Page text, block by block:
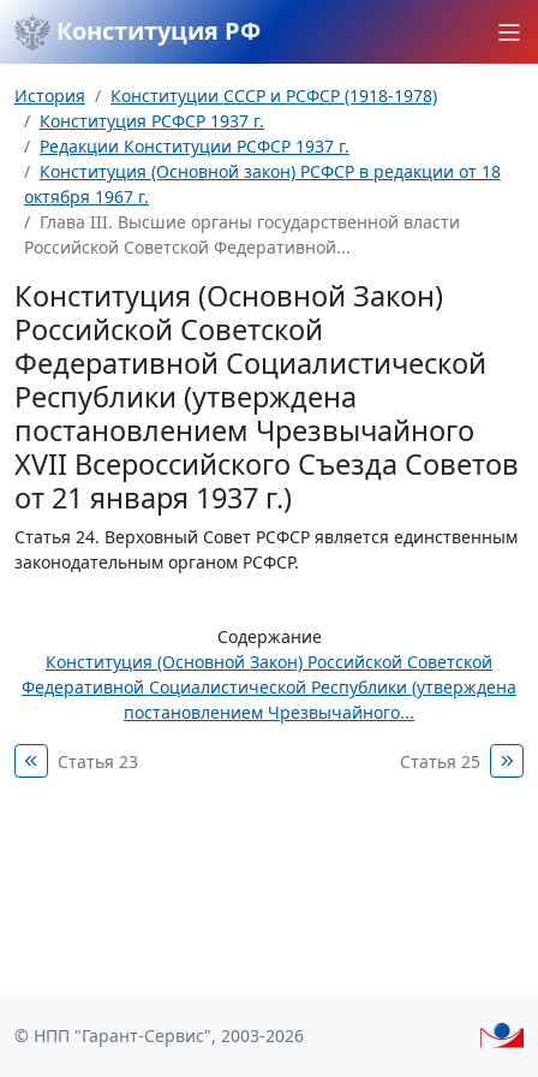
Конституция РФ
История
Конституции СССР и РСФСР (1918-1978)
Конституция РСФСР 1937 г.
Редакции Конституции РСФСР 1937 г.
Конституция (Основной закон) РСФСР в редакции от 18
октября 1967 г.
Глава III. Высшие органы государственной власти
Российской Советской Федеративной...
Конституция (Основной Закон)
Российской Советской
Федеративной Социалистической
Республики (утверждена
постановлением Чрезвычайного
XVII Всероссийского Съезда Советов
от 21 января 1937 г.)
Статья 24. Верховный Совет РСФСР является единственным
законодательным органом РСФСР.
Содержание
Конституция (Основной Закон) Российской Советской
Федеративной Социалистической Республики (утверждена
постановлением Чрезвычайного...
Статья 23 Статья 25
© НПП "Гарант-Сервис", 2003-2026